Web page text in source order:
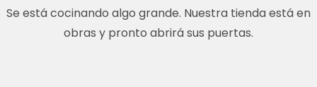
Se está cocinando algo grande. Nuestra tienda está en
obras y pronto abrirá sus puertas.